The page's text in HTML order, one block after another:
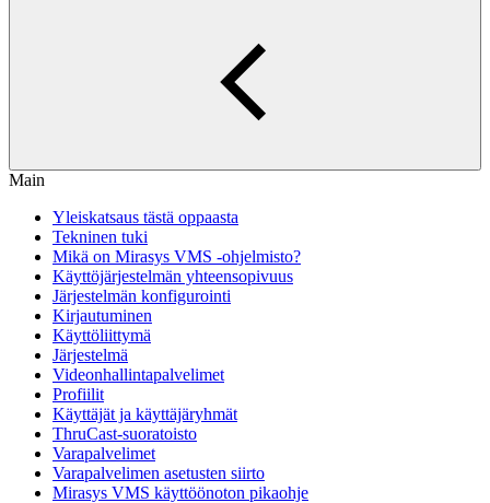
Main
Yleiskatsaus tästä oppaasta
Tekninen tuki
Mikä on Mirasys VMS -ohjelmisto?
Käyttöjärjestelmän yhteensopivuus
Järjestelmän konfigurointi
Kirjautuminen
Käyttöliittymä
Järjestelmä
Videonhallintapalvelimet
Profiilit
Käyttäjät ja käyttäjäryhmät
ThruCast-suoratoisto
Varapalvelimet
Varapalvelimen asetusten siirto
Mirasys VMS käyttöönoton pikaohje